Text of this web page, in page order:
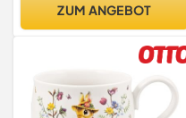
Anhängen (34 Stück
ZUM ANGEBOT